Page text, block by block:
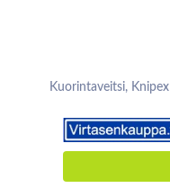
Kuorintaveitsi, Knipex